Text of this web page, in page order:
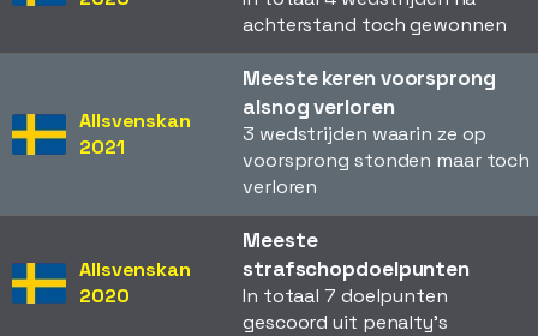
achterstand toch gewonnen
Allsvenskan
2021
Meeste keren voorsprong
alsnog verloren
3 wedstrijden waarin ze op
voorsprong stonden maar toch
verloren
Allsvenskan
2020
Meeste
strafschopdoelpunten
In totaal 7 doelpunten
gescoord uit penalty's